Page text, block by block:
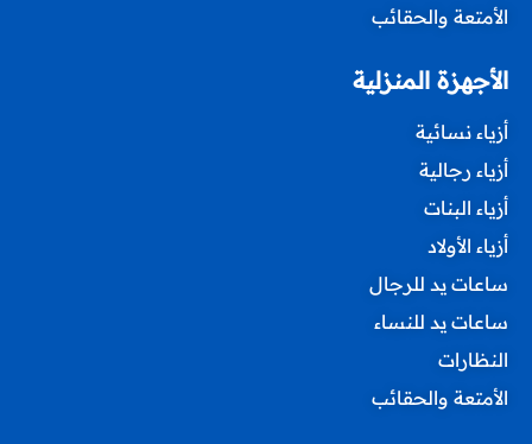
الأمتعة والحقائب
الأجهزة المنزلية
أزياء نسائية
أزياء رجالية
أزياء البنات
أزياء الأولاد
ساعات يد للرجال
ساعات يد للنساء
النظارات
الأمتعة والحقائب